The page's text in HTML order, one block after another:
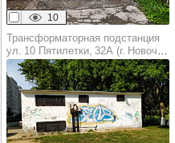
10
Трансформаторная подстанция
ул. 10 Пятилетки, 32А (г. Новочебоксарск)